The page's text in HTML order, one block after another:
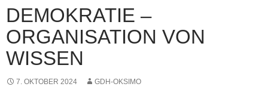
DEMOKRATIE –
ORGANISATION VON
WISSEN
7. OKTOBER 2024 GDH-OKSIMO